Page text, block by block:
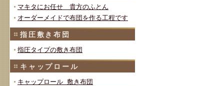
マキタにお任せ 貴方のふとん
オーダーメイドで布団を作る工程です
指圧敷き布団
指圧タイプの敷き布団
キャップロール
キャップロール 敷き布団